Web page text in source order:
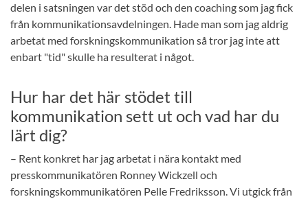
delen i satsningen var det stöd och den coaching som jag fick
från kommunikationsavdelningen. Hade man som jag aldrig
arbetat med forskningskommunikation så tror jag inte att
enbart "tid" skulle ha resulterat i något.
Hur har det här stödet till
kommunikation sett ut och vad har du
lärt dig?
– Rent konkret har jag arbetat i nära kontakt med
presskommunikatören Ronney Wickzell och
forskningskommunikatören Pelle Fredriksson. Vi utgick från